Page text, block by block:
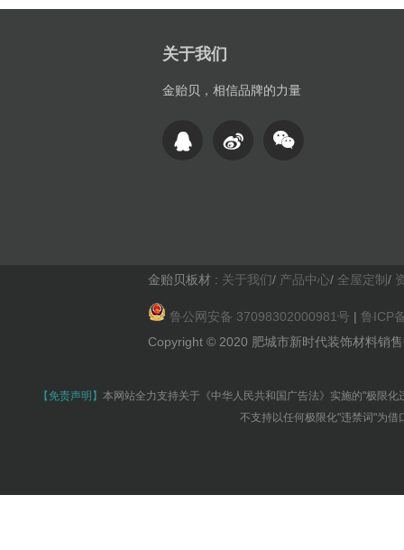
关于我们
金贻贝，相信品牌的力量
金贻贝板材 : 关于我们/ 产品中心/ 全屋定制 /
鲁公网安备 37098302000981号 | 鲁ICP
Copyright © 2020 肥城市新时代装饰材料销
【免责声明】 本网站全力支持关于《中华人民共和国广告法》实施的"极限
不支持以任何极限化"违禁词"为